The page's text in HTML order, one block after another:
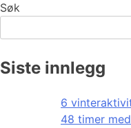
Søk
Siste innlegg
6
48 timer